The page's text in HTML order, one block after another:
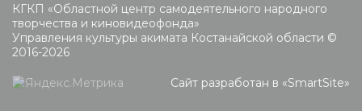
КГКП «Областной центр самодеятельного народного
творчества и киновидеофонда»
Управления культуры акимата Костанайской области ©
2016-2026
Сайт разработан в «SmartSite»